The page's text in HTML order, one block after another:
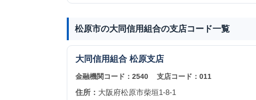
松原市の大同信用組合の支店コード一覧
大同信用組合 松原支店
金融機関コード： 2540 支店コード： 011
住所： 大阪府松原市柴垣1-8-1